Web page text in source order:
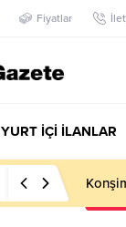
Fiyatlar
YURT İÇİ İLANLAR